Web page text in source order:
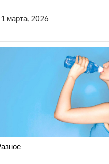
марта, 2026